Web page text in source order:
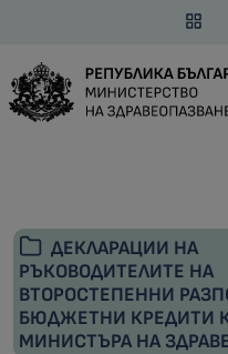
ДЕКЛАРАЦИИ НА
РЪКОВОДИТЕЛИТЕ НА
ВТОРОСТЕПЕННИ
БЮДЖЕТНИ КРЕДИТИ
МИНИСТЪРА НА